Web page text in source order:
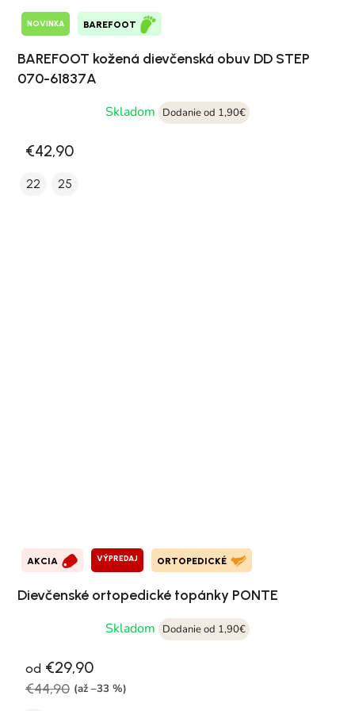
NOVINKA BAREFOOT
BAREFOOT kožená dievčenská obuv DD STEP
070-61837A
Skladom
Dodanie od 1,90€
€42,90
22 25
AKCIA VÝPREDAJ ORTOPEDICKÉ
Dievčenské ortopedické topánky PONTE
Skladom
Dodanie od 1,90€
od €29,90
€44,90 (až –33 %)